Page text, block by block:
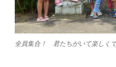
全員集合！ 君たちがいて楽しく